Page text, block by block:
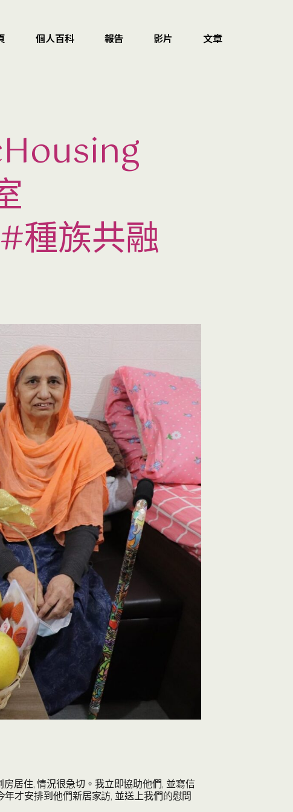
個人百科 報告 影片 文章
族共融
居住, 情況很急切。我立即協助他們, 並寫信
才安排到他們新居家訪, 並送上我們的慰問